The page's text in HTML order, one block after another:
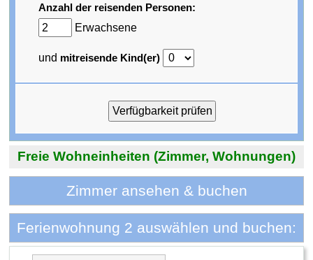
Anzahl der reisenden Personen:
Erwachsene
und mitreisende Kind(er)
Freie Wohneinheiten (Zimmer, Wohnungen)
Zimmer ansehen & buchen
Ferienwohnung 2 auswählen und buchen: